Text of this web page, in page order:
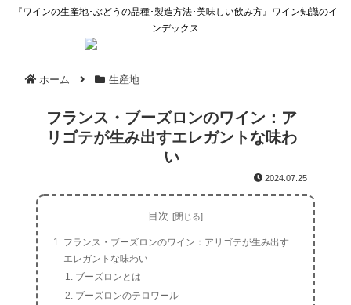
『ワインの生産地･ぶどうの品種･製造方法･美味しい飲み方』ワイン知識のイ
ンデックス
ホーム 生産地
フランス・ブーズロンのワイン：ア
リゴテが生み出すエレガントな味わ
い
2024.07.25
目次
フランス・ブーズロンのワイン：アリゴテが生み出す
エレガントな味わい
ブーズロンとは
ブーズロンのテロワール